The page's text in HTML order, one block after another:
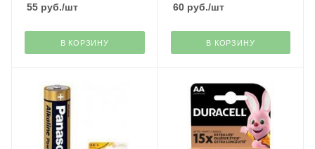
55 руб./шт
В КОРЗИНУ
60руб./шт
В КОРЗИНУ